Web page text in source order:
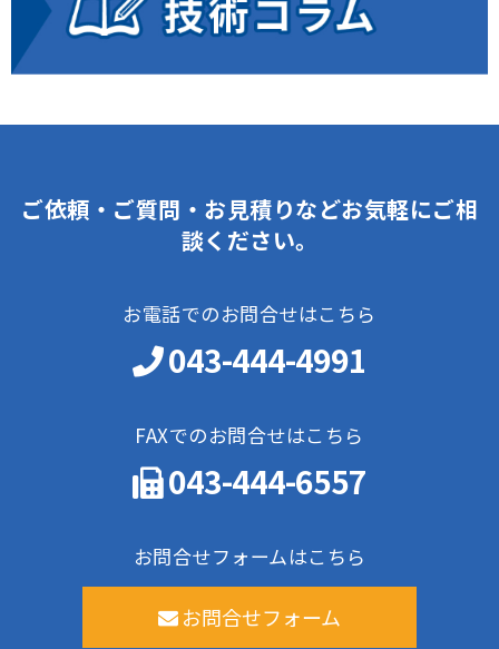
ご依頼・ご質問・お見積りなどお気軽にご相
談ください。
お電話でのお問合せはこちら
043-444-4991
FAXでのお問合せはこちら
043-444-6557
お問合せフォームはこちら
お問合せフォーム